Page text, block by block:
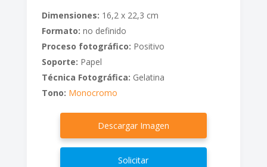
Dimensiones: 16,2 x 22,3 cm
Formato: no definido
Proceso fotográfico: Positivo
Soporte: Papel
Técnica Fotográfica: Gelatina
Tono: Monocromo
Descargar Imagen
Solicitar